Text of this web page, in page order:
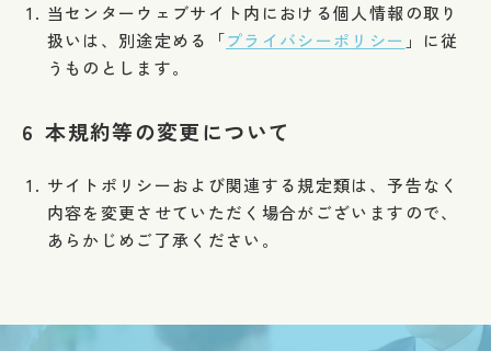
当センターウェブサイト内における個人情報の取り
扱いは、別途定める「プライバシーポリシー 」に従
うものとします。
6 本規約等の変更について
サイトポリシーおよび関連する規定類は、予告なく
内容を変更させていただく場合がございますので、
あらかじめご了承ください。